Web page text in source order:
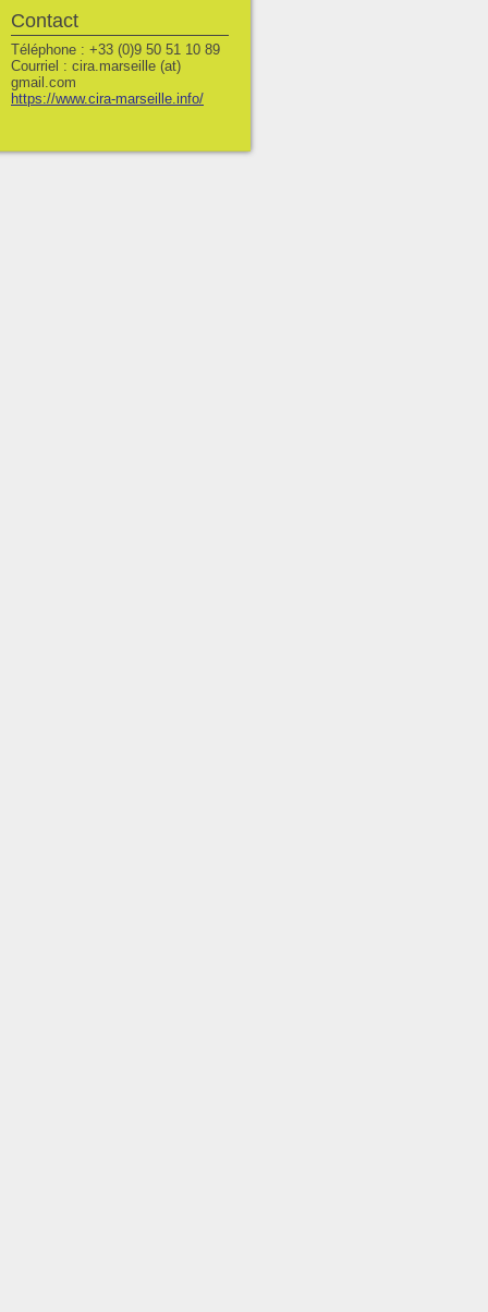
Contact
Téléphone : +33 (0)9 50 51 10 89
Courriel : cira.marseille (at)
gmail.com
https://www.cira-marseille.info/